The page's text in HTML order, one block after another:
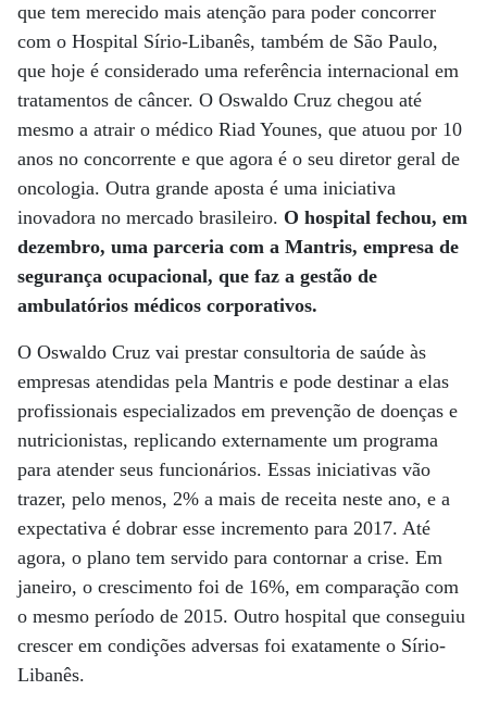
que tem merecido mais atenção para poder concorrer
com o Hospital Sírio-Libanês, também de São Paulo,
que hoje é considerado uma referência internacional em
tratamentos de câncer. O Oswaldo Cruz chegou até
mesmo a atrair o médico Riad Younes, que atuou por 10
anos no concorrente e que agora é o seu diretor geral de
oncologia. Outra grande aposta é uma iniciativa
inovadora no mercado brasileiro. O hospital fechou, em
dezembro, uma parceria com a Mantris, empresa de
segurança ocupacional, que faz a gestão de
ambulatórios médicos corporativos.
O Oswaldo Cruz vai prestar consultoria de saúde às
empresas atendidas pela Mantris e pode destinar a elas
profissionais especializados em prevenção de doenças e
nutricionistas, replicando externamente um programa
para atender seus funcionários. Essas iniciativas vão
trazer, pelo menos, 2% a mais de receita neste ano, e a
expectativa é dobrar esse incremento para 2017. Até
agora, o plano tem servido para contornar a crise. Em
janeiro, o crescimento foi de 16%, em comparação com
o mesmo período de 2015. Outro hospital que conseguiu
crescer em condições adversas foi exatamente o Sírio-
Libanês.